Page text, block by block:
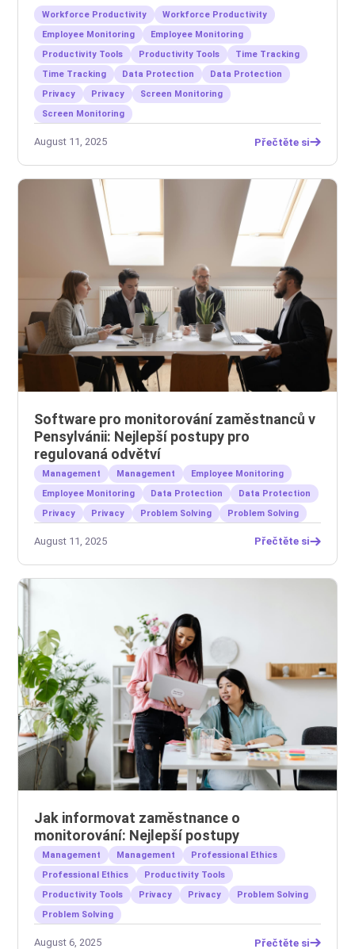
Workforce Productivity
Workforce Productivity
Employee Monitoring
Employee Monitoring
Productivity Tools
Productivity Tools
Time Tracking
Time Tracking
Data Protection
Data Protection
Privacy
Privacy
Screen Monitoring
Screen Monitoring
August 11, 2025 Přečtěte si
Software pro monitorování zaměstnanců v
Pensylvánii: Nejlepší postupy pro
regulovaná odvětví
Management Management
Employee Monitoring
Employee Monitoring
Data Protection
Data Protection
Privacy
Privacy Problem Solving Problem Solving
August 11, 2025 Přečtěte si
Jak informovat zaměstnance o
monitorování: Nejlepší postupy
Management Management
Professional Ethics
Professional Ethics
Productivity Tools
Productivity Tools
Privacy Privacy
Problem Solving
Problem Solving
August 6, 2025 Přečtěte si